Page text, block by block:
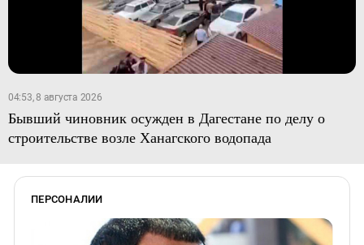
04:53, 8 августа 2026
Бывший чиновник осужден в Дагестане по делу о
строительстве возле Ханагского водопада
ПЕРСОНАЛИИ